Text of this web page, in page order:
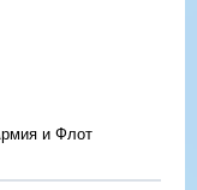
и Флот